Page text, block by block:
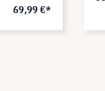
69,99 €*